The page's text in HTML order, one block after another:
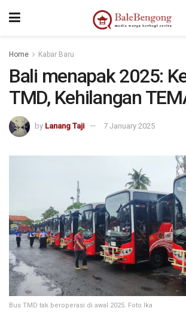
Home Kabar Baru
Bali menapak 2025:
TMD, Kehilangan
by Lanang Taji 7 January 2025
Bus TMD tak beroperasi di awal 2025. Foto Ika